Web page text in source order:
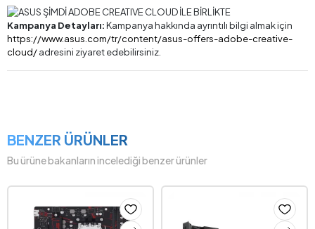
Kampanya Detayları:Kampanya hakkında ayrıntılı bilgi almak için
https://www.asus.com/tr/content/asus-offers-adobe-creative-
cloud/adresini ziyaret edebilirsiniz.
BENZER ÜRÜNLER
Bu ürüne bakanların incelediği benzer ürünler